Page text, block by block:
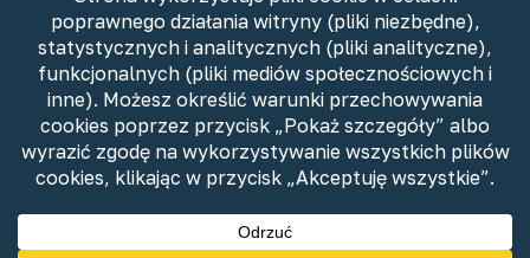
Nasi piloci